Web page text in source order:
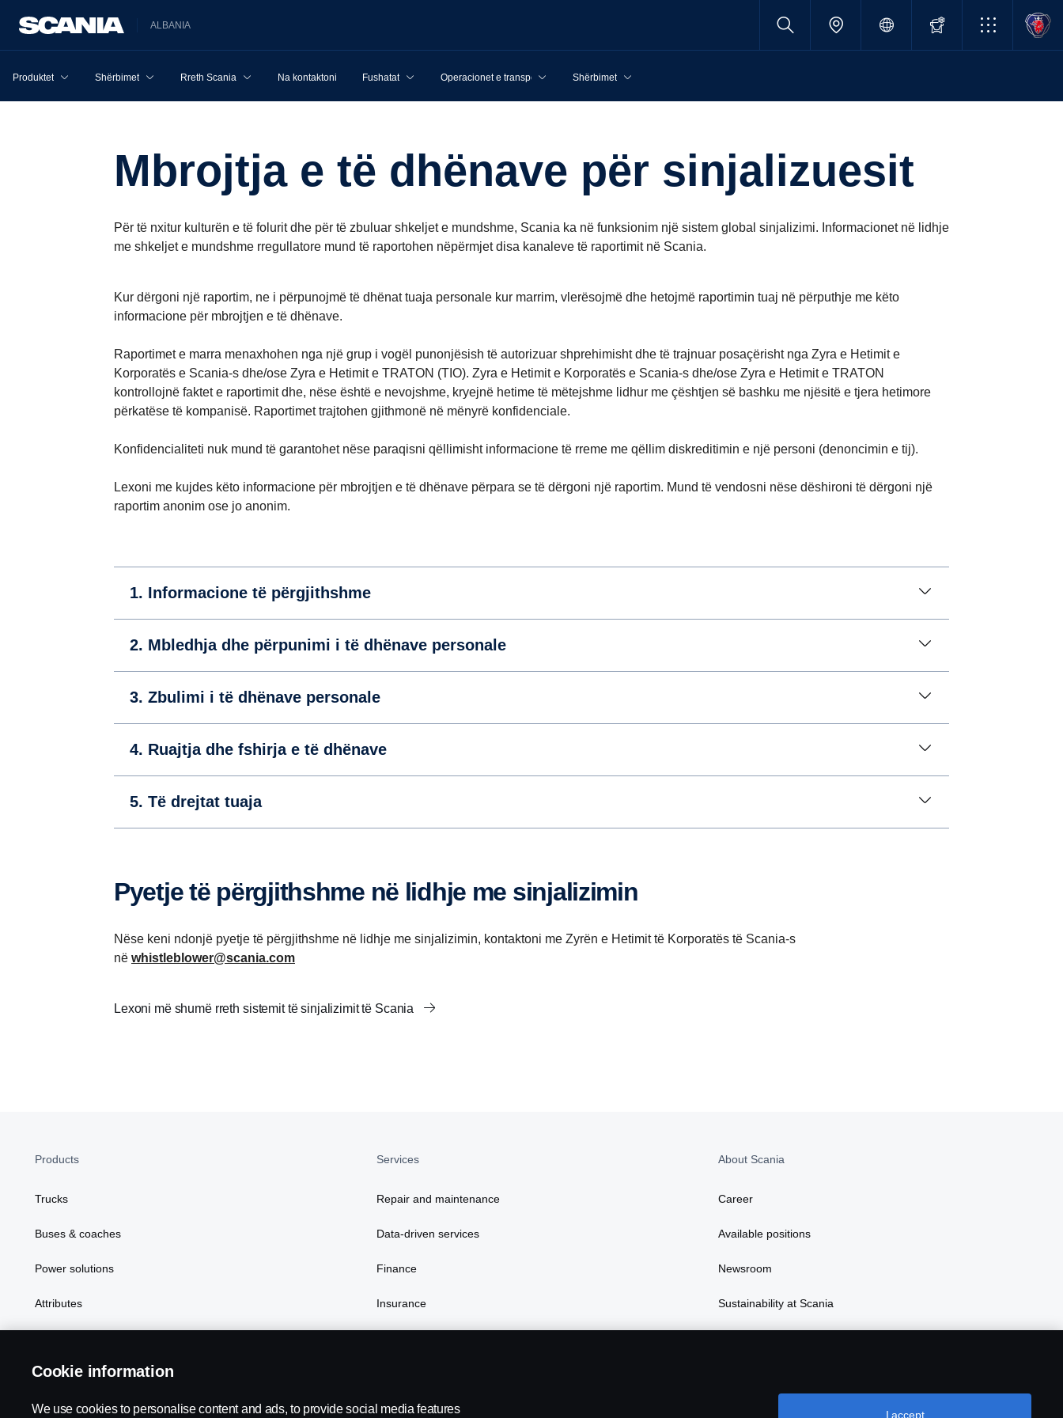
ALBANIA
Produktet Shërbimet Rreth Scania Na kontaktoni Fushatat Operacionet e transportit Shërbimet
Mbrojtja e të dhënave për sinjalizuesit
Për të nxitur kulturën e të folurit dhe për të zbuluar shkeljet e mundshme, Scania ka në funksionim një sistem global sinjalizimi. Informacionet në lidhje
me shkeljet e mundshme rregullatore mund të raportohen nëpërmjet disa kanaleve të raportimit në Scania.
Kur dërgoni një raportim, ne i përpunojmë të dhënat tuaja personale kur marrim, vlerësojmë dhe hetojmë raportimin tuaj në përputhje me këto
informacione për mbrojtjen e të dhënave.
Raportimet e marra menaxhohen nga një grup i vogël punonjësish të autorizuar shprehimisht dhe të trajnuar posaçërisht nga Zyra e Hetimit e
Korporatës e Scania-s dhe/ose Zyra e Hetimit e TRATON (TIO). Zyra e Hetimit e Korporatës e Scania-s dhe/ose Zyra e Hetimit e TRATON
kontrollojnë faktet e raportimit dhe, nëse është e nevojshme, kryejnë hetime të mëtejshme lidhur me çështjen së bashku me njësitë e tjera hetimore
përkatëse të kompanisë. Raportimet trajtohen gjithmonë në mënyrë konfidenciale.
Konfidencialiteti nuk mund të garantohet nëse paraqisni qëllimisht informacione të rreme me qëllim diskreditimin e një personi (denoncimin e tij).
Lexoni me kujdes këto informacione për mbrojtjen e të dhënave përpara se të dërgoni një raportim. Mund të vendosni nëse dëshironi të dërgoni një
raportim anonim ose jo anonim.
1. Informacione të përgjithshme
2. Mbledhja dhe përpunimi i të dhënave personale
3. Zbulimi i të dhënave personale
4. Ruajtja dhe fshirja e të dhënave
5. Të drejtat tuaja
Pyetje të përgjithshme në lidhje me sinjalizimin
Nëse keni ndonjë pyetje të përgjithshme në lidhje me sinjalizimin, kontaktoni me Zyrën e Hetimit të Korporatës të Scania-s
në whistleblower@scania.com
Lexoni më shumë rreth sistemit të sinjalizimit të Scania
Products
Trucks
Buses & coaches
Power solutions
Attributes
Services
Repair and maintenance
Data-driven services
Finance
Insurance
About Scania
Career
Available positions
Newsroom
Sustainability at Scania
Cookie information
We use cookies to personalise content and ads, to provide social media features I accept